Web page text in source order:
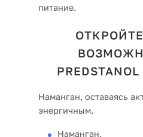
питание.
Наманган, оставаясь
энергичным.
Наманган.